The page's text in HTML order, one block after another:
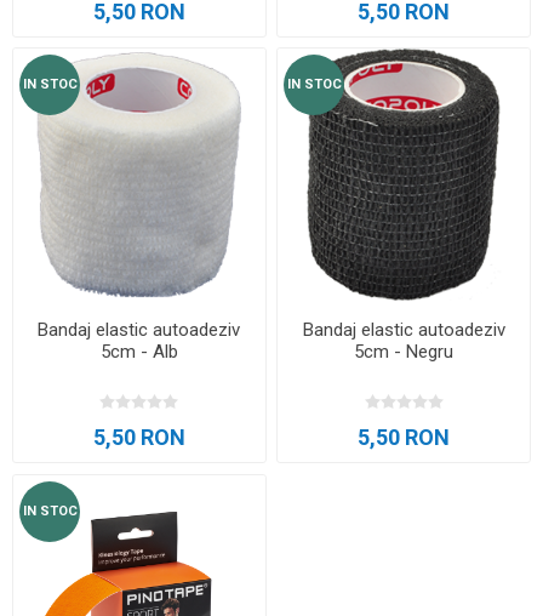
5,50 RON 5,50 RON
IN STOC
Bandaj elastic autoadeziv
5cm - Alb
5,50 RON
IN STOC
Bandaj elastic autoadeziv
5cm - Negru
5,50 RON
IN STOC